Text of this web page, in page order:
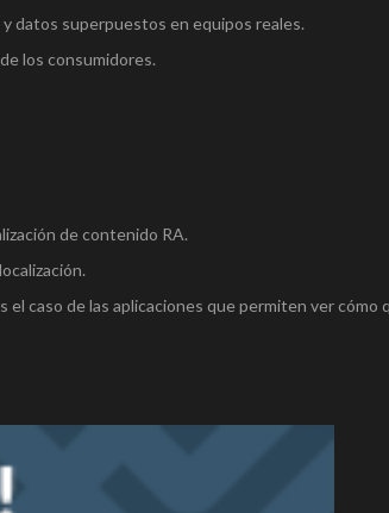
datos superpuestos en equipos reales.
los consumidores.
de contenido RA.
caso de las aplicaciones que permiten ver cómo